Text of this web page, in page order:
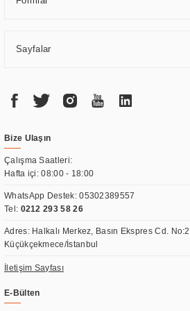
Sayfalar
Bize Ulaşın
Çalışma Saatleri:
Hafta içi: 08:00 - 18:00
WhatsApp Destek:05302389557
Tel: 0212 293 58 26
Adres: Halkalı Merkez, Basın Ekspres Cd.
Küçükçekmece/İstanbul
İletişim Sayfası
E-Bülten